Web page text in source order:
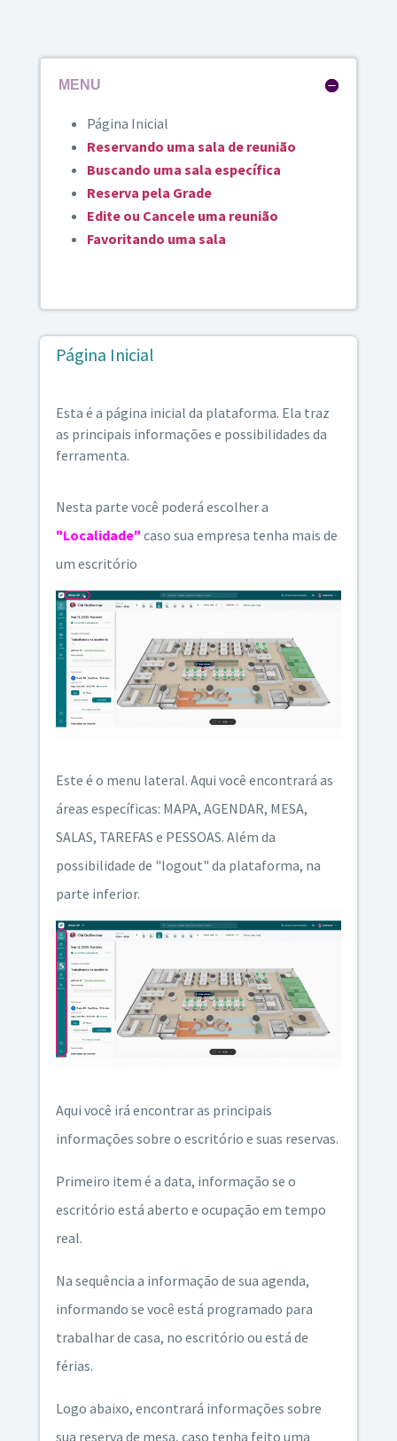
MENU
Página Inicial
Reservando uma sala de reunião
Buscando uma sala específica
Reserva pela Grade
Edite ou Cancele uma reunião
Favoritando uma sala
Página Inicial
Esta é a página inicial da plataforma. Ela traz
as principais informações e possibilidades da
ferramenta.
Nesta parte você poderá escolher a
"Localidade" caso sua empresa tenha mais de
um escritório
Este é o menu lateral. Aqui você encontrará as
áreas específicas: MAPA, AGENDAR, MESA,
SALAS, TAREFAS e PESSOAS. Além da
possibilidade de "logout" da plataforma, na
parte inferior.
Aqui você irá encontrar as principais
informações sobre o escritório e suas reservas.
Primeiro item é a data, informação se o
escritório está aberto e ocupação em tempo
real.
Na sequência a informação de sua agenda,
informando se você está programado para
trabalhar de casa, no escritório ou está de
férias.
Logo abaixo, encontrará informações sobre
sua reserva de mesa, caso tenha feito uma